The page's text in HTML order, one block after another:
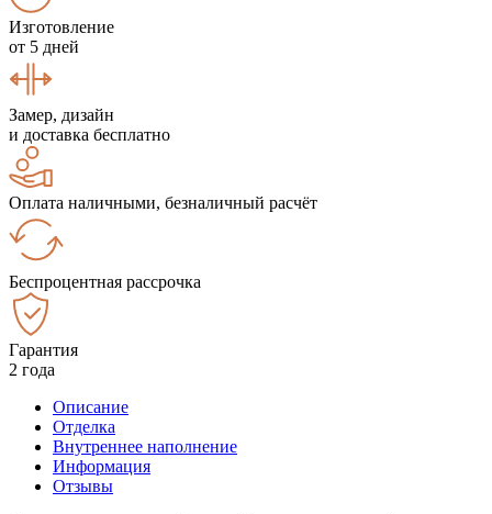
Изготовление
от 5 дней
Замер, дизайн
и доставка бесплатно
Оплата наличными, безналичный расчёт
Беспроцентная рассрочка
Гарантия
2 года
Описание
Отделка
Внутреннее наполнение
Информация
Отзывы